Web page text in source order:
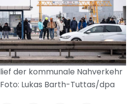
der kommunale Nahverkehr
Lukas Barth-Tuttas/dpa